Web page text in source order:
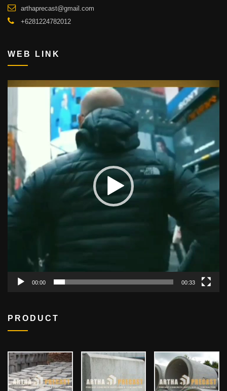
arthaprecast@gmail.com
+6281224782012
WEB LINK
00:00 00:33
PRODUCT